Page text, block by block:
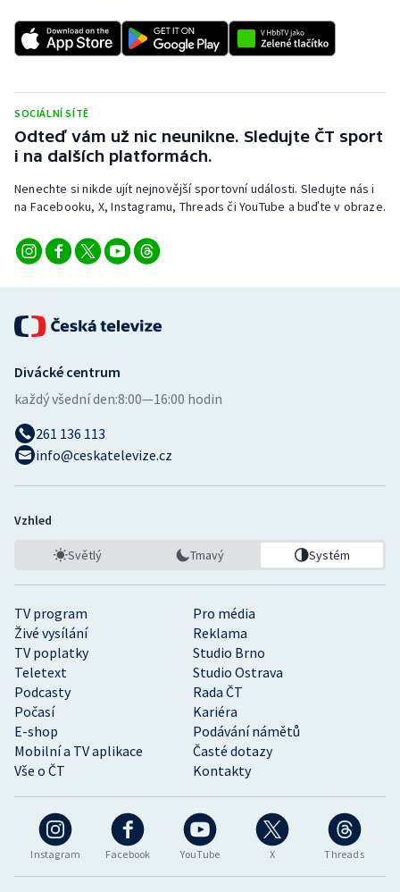
Short track
Sportovní střelba
Stolní tenis
Triatlon
Veslování
Ostatní
SOCIÁLNÍ SÍTĚ
Odteď vám už nic neunikne. Sledujte ČT sport
i na dalších platformách.
Nenechte si nikde ujít nejnovější sportovní události. Sledujte nás i
na Facebooku, X, Instagramu, Threads či YouTube a buďte v obraze.
Instagram Facebook YouTube X Threads
TV program
Pro média
Živé vysílání
Reklama
TV poplatky
Studio Brno
Teletext
Studio Ostrava
Podcasty
Rada ČT
Počasí
Kariéra
E-shop
Podávání námětů
Mobilní a TV aplikace
Časté dotazy
Vše o ČT
Kontakty
Divácké centrum
každý všední den:8:00—16:00 hodin
261 136 113
info@ceskatelevize.cz
Vzhled
Světlý Tmavý Systém